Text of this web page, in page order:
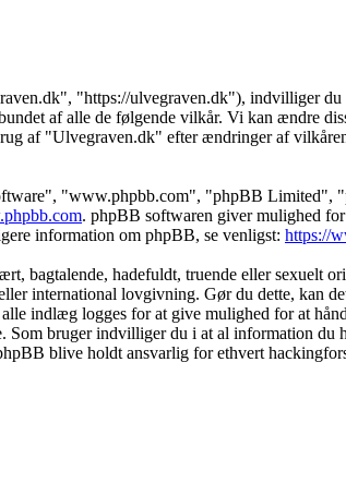
"https://ulvegraven.dk"), indvilliger
af alle de følgende vilkår. Vi kan ændre
af "Ulvegraven.dk" efter ændringer af
"www.phpbb.com", "phpBB Limited",
. phpBB softwaren giver mulighed
information om phpBB, se venligst: https://
hadefuldt, truende eller sexuelt
international lovgivning. Gør du dette, kan
indlæg logges for at give mulighed for at
bruger indvilliger du i at al information
blive holdt ansvarlig for ethvert